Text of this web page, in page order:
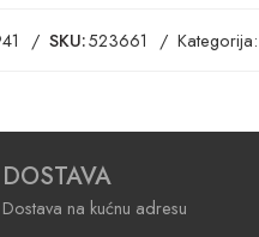
SKU:523661 Kategorija:
DOSTAVA
Dostava na kućnu adresu